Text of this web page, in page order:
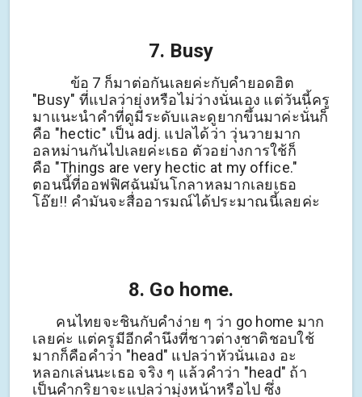
7. Busy
ข้อ 7 ก็มาต่อกันเลยค่ะกับคำยอดฮิต
"Busy" ที่แปลว่ายุ่งหรือไม่ว่างนั่นเอง แต่วันนี้ครู
มาแนะนำคำที่ดูมีระดับและดูยากขึ้นมาค่ะนั่นก็
คือ "hectic" เป็น adj. แปลได้ว่า วุ่นวายมาก
อลหม่านกันไปเลยค่ะเธอ ตัวอย่างการใช้ก็
คือ "Things are very hectic at my office."
ตอนนี้ที่ออฟฟิศฉันมันโกลาหลมากเลยเธอ
โอ๊ย!! คำมันจะสื่ออารมณ์ได้ประมาณนี้เลยค่ะ
8. Go home.
คนไทยจะชินกับคำง่าย ๆ ว่า go home มาก
เลยค่ะ แต่ครูมีอีกคำนึงที่ชาวต่างชาติชอบใช้
มากก็คือคำว่า "head" แปลว่าหัวนั่นเอง อะ
หลอกเล่นนะเธอ จริง ๆ แล้วคำว่า "head" ถ้า
เป็นคำกริยาจะแปลว่ามุ่งหน้าหรือไป ซึ่ง